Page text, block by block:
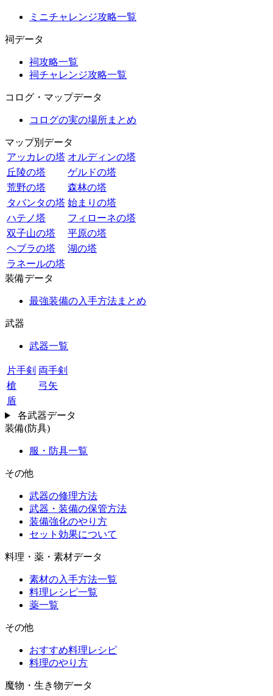
ミニチャレンジ攻略一覧
祠データ
祠攻略一覧
祠チャレンジ攻略一覧
コログ・マップデータ
コログの実の場所まとめ
マップ別データ
アッカレの塔 オルディンの塔
丘陵の塔
ゲルドの塔
荒野の塔
森林の塔
タバンタの塔 始まりの塔
ハテノ塔
フィローネの塔
双子山の塔
平原の塔
ヘブラの塔
湖の塔
ラネールの塔
装備データ
最強装備の入手方法まとめ
武器
武器一覧
片手剣 両手剣
槍
弓矢
盾
各武器データ
装備(防具)
服・防具一覧
その他
武器の修理方法
武器・装備の保管方法
装備強化のやり方
セット効果について
料理・薬・素材データ
素材の入手方法一覧
料理レシピ一覧
薬一覧
その他
おすすめ料理レシピ
料理のやり方
魔物・生き物データ